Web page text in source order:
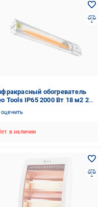
обогреватель
Tools IP65 2000 Вт 18 м2 2
мощности и пульт
см (VERC-90-030)
оценить
в наличии